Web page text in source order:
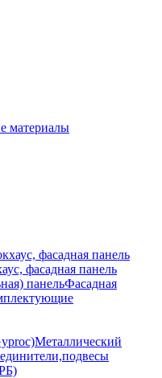
материалы
фасадная панель
панельФасадная
Металлический